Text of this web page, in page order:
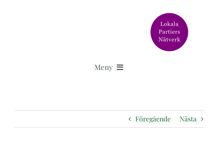
Meny
Älska Svedala står för
Föregående Nästa